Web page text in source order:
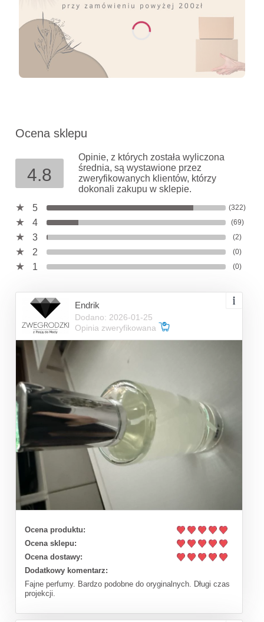
Ocena sklepu
4.8
Opinie, z których została wyliczona
średnia, są wystawione przez
zweryfikowanych klientów, którzy
dokonali zakupu w sklepie.
5
(322)
4 (69)
3 (2)
2 (0)
1 (0)
Endrik
Dodano: 2026-01-25
Opinia zweryfikowana
Ocena produktu:
Ocena sklepu:
Ocena dostawy:
Dodatkowy komentarz:
Fajne perfumy. Bardzo podobne do oryginalnych. Długi czas
projekcji.